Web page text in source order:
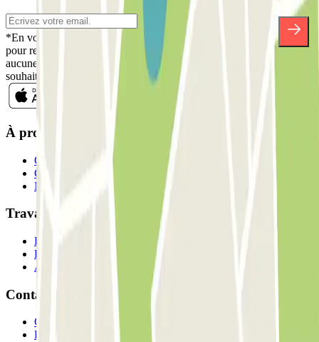
*En vous inscrivant, vous acceptez notre politique de confidentialité
pour recevoir des communications commerciales de Parclick. Sans
aucune obligation, vous pouvez vous désinscrire quand vous le
souhaitez dans la même newsletter.
À propos de Parclick
Qui sommes-nous ?
Comment ça marche?
Nos parkings
Travaillons ensemble?
Professionnels
Fournisseur de parking
Affiliés
Contact
Contactez-nous
FAQ